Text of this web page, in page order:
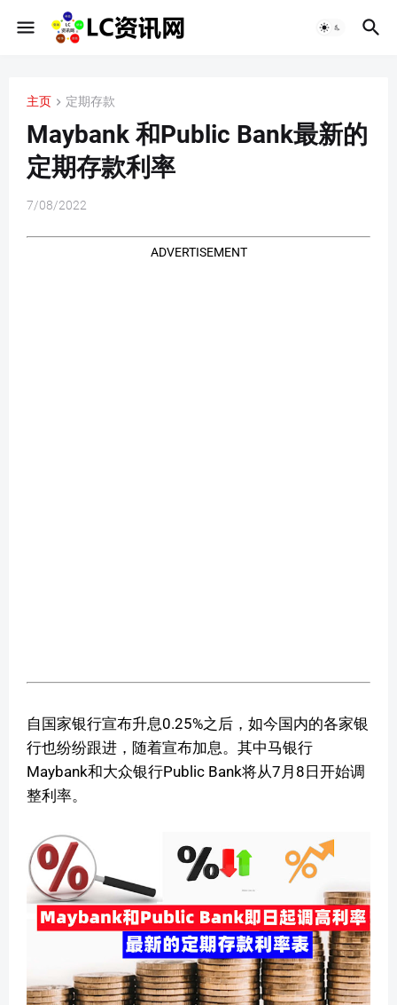
主页 定期存款
Maybank 和Public Bank最新的
定期存款利率
7/08/2022
ADVERTISEMENT
自国家银行宣布升息0.25%之后，如今国内的各家银
行也纷纷跟进，随着宣布加息。其中马银行
Maybank和大众银行Public Bank将从7月8日开始调
整利率。